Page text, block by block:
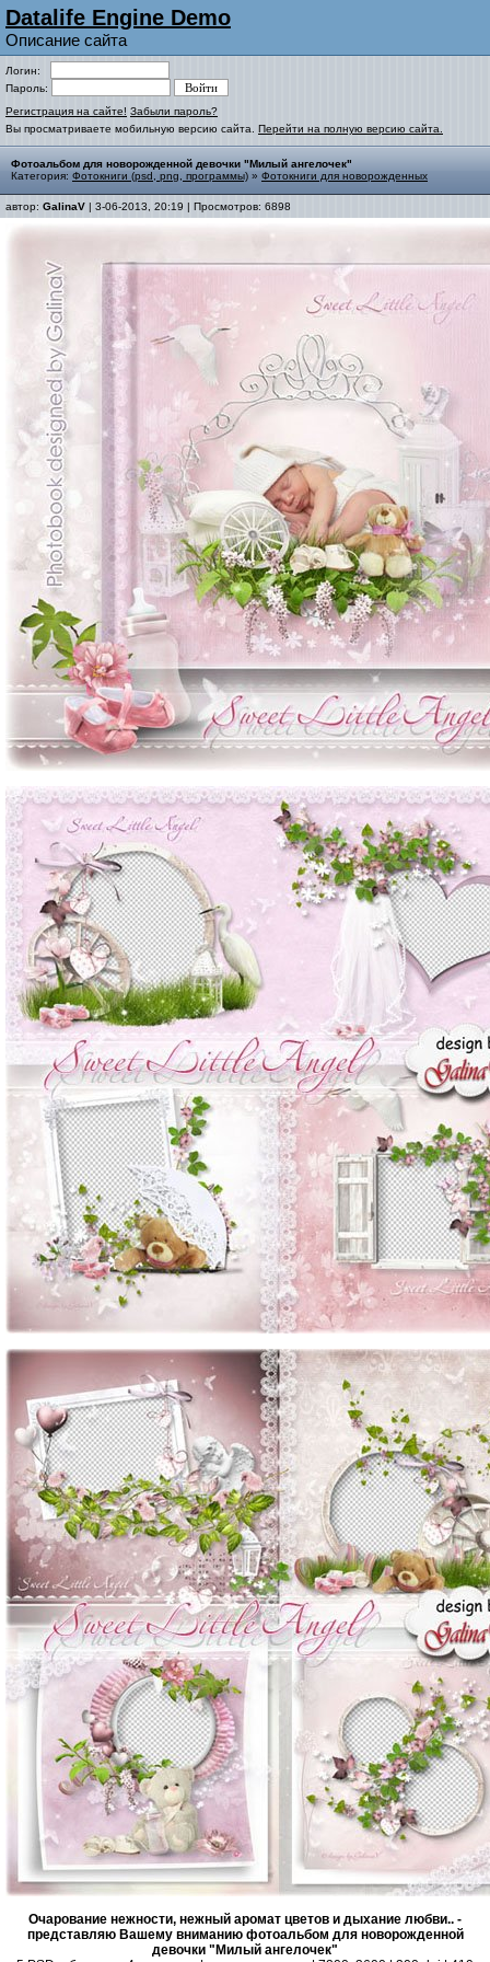
Datalife Engine Demo
Описание сайта
Логин:
Пароль:
Регистрация на сайте! Забыли пароль?
Вы просматриваете мобильную версию сайта. Перейти на полную версию сайта.
Фотоальбом для новорожденной девочки "Милый ангелочек"
Категория: Фотокниги (psd, png, программы) » Фотокниги для новорожденных
автор: GalinaV | 3-06-2013, 20:19 | Просмотров: 6898
Очарование нежности, нежный аромат цветов и дыхание любви.. -
представляю Вашему вниманию фотоальбом для новорожденной
девочки "Милый ангелочек"